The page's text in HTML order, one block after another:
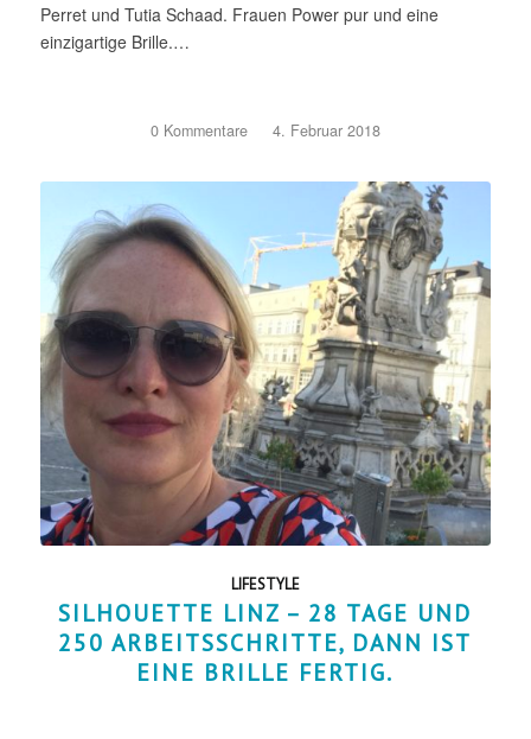
Perret und Tutia Schaad. Frauen Power pur und eine
einzigartige Brille.…
0 Kommentare
/ 4. Februar 2018
LIFESTYLE
SILHOUETTE LINZ – 28 TAGE UND
250 ARBEITSSCHRITTE, DANN IST
EINE BRILLE FERTIG.